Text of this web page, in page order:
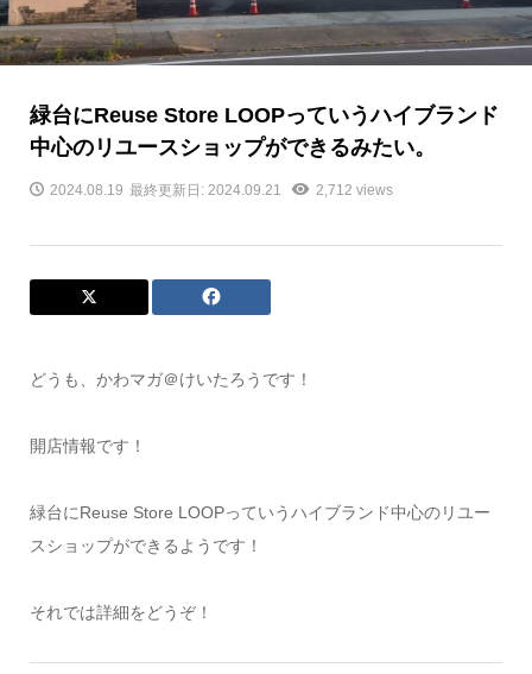
緑台にReuse Store LOOPっていうハイブランド
中心のリユースショップができるみたい。
2024.08.19 最終更新日: 2024.09.21 2,712 views
どうも、かわマガ＠けいたろうです！
開店情報です！
緑台にReuse Store LOOPっていうハイブランド中心のリユー
スショップができるようです！
それでは詳細をどうぞ！